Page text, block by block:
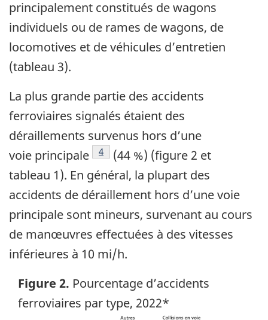
principalement constitués de wagons
individuels ou de rames de wagons, de
locomotives et de véhicules d’entretien
(tableau 3).
La plus grande partie des accidents
ferroviaires signalés étaient des
déraillements survenus hors d’une
voie principale
Note de bas de page
4
(44 %) (figure 2 et
tableau 1). En général, la plupart des
accidents de déraillement hors d’une voie
principale sont mineurs, survenant au cours
de manœuvres effectuées à des vitesses
inférieures à 10 mi/h.
Figure 2. Pourcentage d’accidents
ferroviaires par type, 2022*